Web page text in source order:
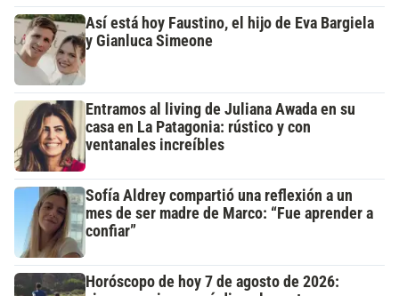
Así está hoy Faustino, el hijo de Eva Bargiela
y Gianluca Simeone
Entramos al living de Juliana Awada en su
casa en La Patagonia: rústico y con
ventanales increíbles
Sofía Aldrey compartió una reflexión a un
mes de ser madre de Marco: “Fue aprender a
confiar”
Horóscopo de hoy 7 de agosto de 2026: